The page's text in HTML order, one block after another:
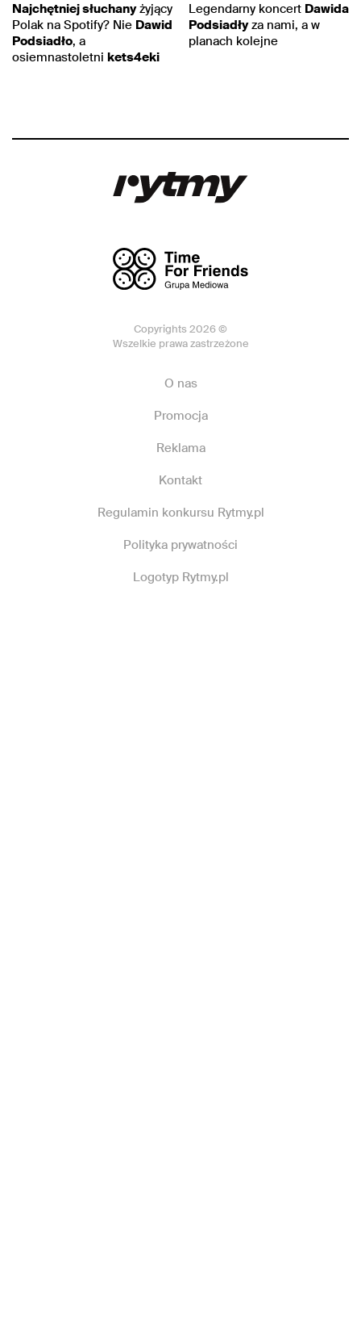
Najchętniej słuchanyżyjący
Polak na Spotify? Nie Dawid
Podsiadło, a
osiemnastoletni kets4eki
Legendarny koncert Dawida
Podsiadłyza nami, a w
planach kolejne
Copyrights 2026 ©
Wszelkie prawa zastrzeżone
O nas
Promocja
Reklama
Kontakt
Regulamin konkursu Rytmy.pl
Polityka prywatności
Logotyp Rytmy.pl